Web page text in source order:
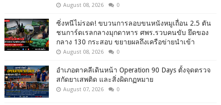
August 08, 2026 0
ซิ่งหนีไม่รอด! ขบวนการลอบขนหนังหมูเถื่อน 2.5 ตัน
ชนการ์ดเรลกลางมุกดาหาร ศพร.รวบคนขับ ยึดของ
กลาง 130 กระสอบ ขยายผลถึงเครือข่ายนำเข้า
August 08, 2026 0
อำเภอตาคลีเดินหน้า Operation 90 Days ตั้งจุดตรวจ
สกัดยาเสพติด และสิ่งผิดกฏหมาย
August 07, 2026 0